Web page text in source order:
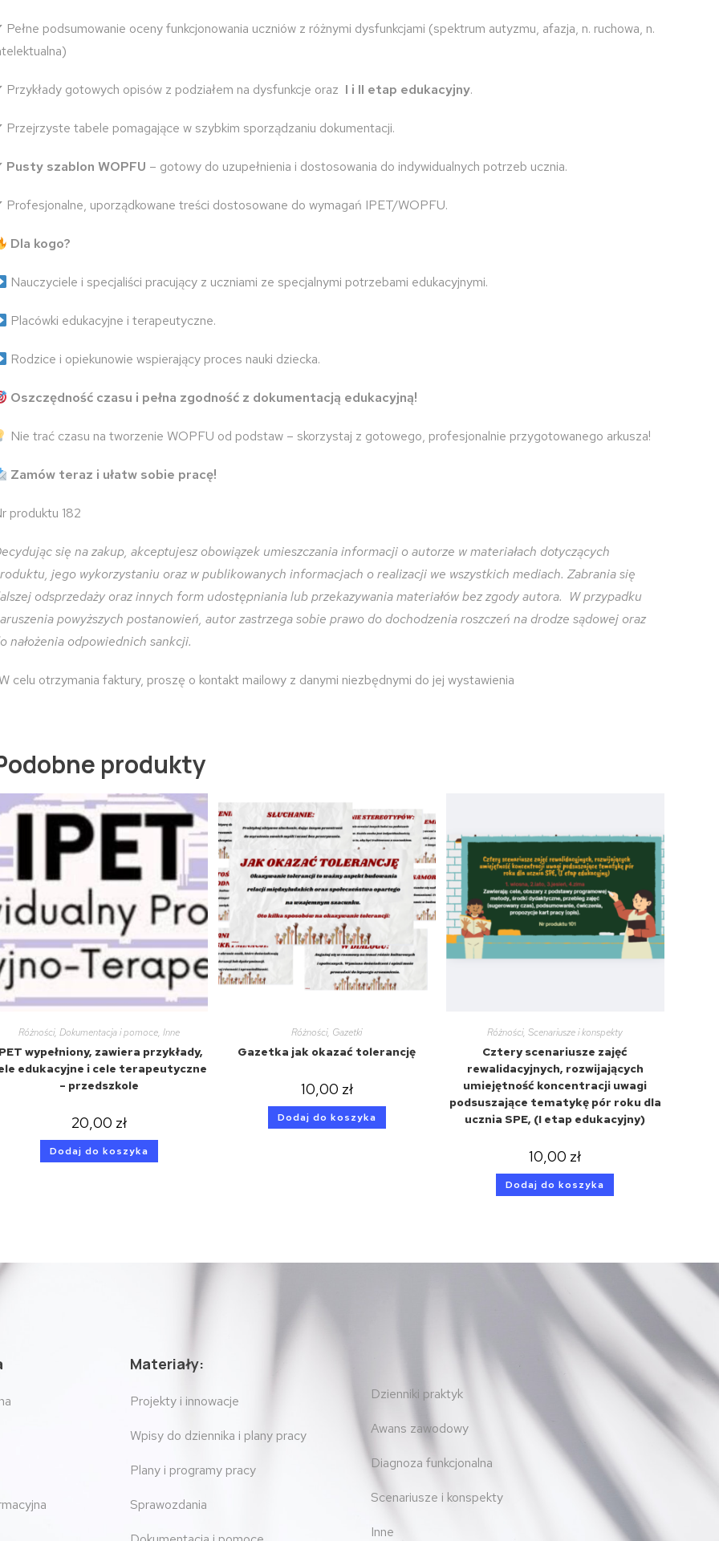
Pełne podsumowanie oceny funkcjonowania uczniów z różnymi dysfunkcjami (spektrum autyzmu, afazja, n. ruchowa, n.
Przykłady gotowych opisów z podziałem na dysfunkcje oraz I i II etap edukacyjny.
Przejrzyste tabele pomagające w szybkim sporządzaniu dokumentacji.
Pusty szablon WOPFU – gotowy do uzupełnienia i dostosowania do indywidualnych potrzeb ucznia.
Profesjonalne, uporządkowane treści dostosowane do wymagań IPET/WOPFU.
Dla kogo?
Nauczyciele i specjaliści pracujący z uczniami ze specjalnymi potrzebami edukacyjnymi.
Placówki edukacyjne i terapeutyczne.
Rodzice i opiekunowie wspierający proces nauki dziecka.
Oszczędność czasu i pełna zgodność z dokumentacją edukacyjną!
Nie trać czasu na tworzenie WOPFU od podstaw – skorzystaj z gotowego, profesjonalnie przygotowanego arkusza!
Zamów teraz i ułatw sobie pracę!
produktu 182
się na zakup, akceptujesz obowiązek umieszczania informacji o autorze w materiałach dotyczących
jego wykorzystaniu oraz w publikowanych informacjach o realizacji we wszystkich mediach. Zabrania się
odsprzedaży oraz innych form udostępniania lub przekazywania materiałów bez zgody autora. W przypadku
powyższych postanowień, autor zastrzega sobie prawo do dochodzenia roszczeń na drodze sądowej oraz
nałożenia odpowiednich sankcji.
celu otrzymania faktury, proszę o kontakt mailowy z danymi niezbędnymi do jej wystawienia
produkty
Różności, Dokumentacja i pomoce, Inne
wypełniony, zawiera przykłady,
edukacyjne i cele terapeutyczne
– przedszkole
20,00 zł
Dodaj do koszyka
Różności, Gazetki
Gazetka jak okazać tolerancję
10,00 zł
Dodaj do koszyka
Różności,Scenariusze i konspekty
Cztery scenariusze zajęć
rewalidacyjnych, rozwijających
umiejętność koncentracji uwagi
podsuszające tematykę pór roku dla
ucznia SPE, (I etap edukacyjny)
10,00 zł
Dodaj do koszyka
Materiały:
Projekty i innowacje
Wpisy do dziennika i plany pracy
Plany i programy pracy
Sprawozdania
Dzienniki praktyk
Awans zawodowy
Diagnoza funkcjonalna
Scenariusze i konspekty
Inne